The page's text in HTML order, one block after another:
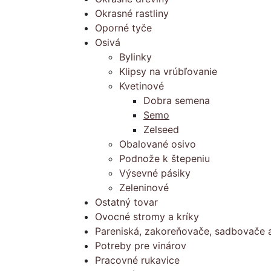
Okrasné rastliny
Oporné tyče
Osivá
Bylinky
Klipsy na vrúbľovanie
Kvetinové
Dobra semena
Semo
Zelseed
Obalované osivo
Podnože k štepeniu
Výsevné pásiky
Zeleninové
Ostatný tovar
Ovocné stromy a kríky
Pareniská, zakoreňovače, sadbovače
Potreby pre vinárov
Pracovné rukavice